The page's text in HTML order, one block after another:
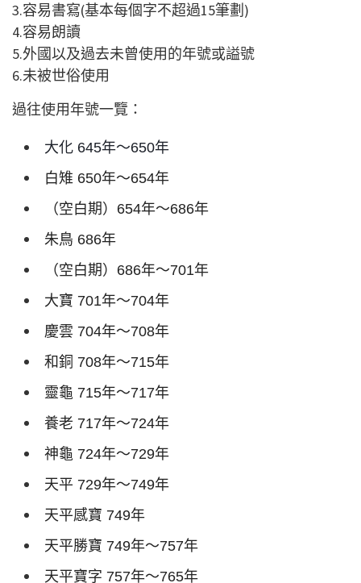
3.容易書寫(基本每個字不超過15筆劃)
4.容易朗讀
5.外國以及過去未曾使用的年號或謚號
6.未被世俗使用
過往使用年號一覽：
大化 645年～650年
白雉 650年～654年
（空白期） 654年～686年
朱鳥 686年
（空白期） 686年～701年
大寶 701年～704年
慶雲 704年～708年
和銅 708年～715年
靈龜 715年～717年
養老 717年～724年
神龜 724年～729年
天平 729年～749年
天平感寶 749年
天平勝寶 749年～757年
天平寶字 757年～765年